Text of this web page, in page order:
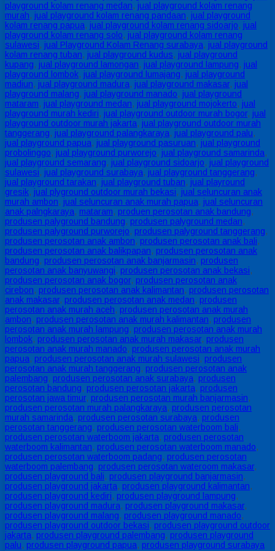
playground kolam renang medan, jual playground kolam renang
murah, jual playground kolam renang pandaan, jual playground
kolam renang papua, jual playground kolam renang sidoarjo, jual
playground kolam renang solo, jual playground kolam renang
sulawesi, jual Playground Kolam Renang surabaya, jual playground
kolam renang tuban, jual playground kudus, jual playground
kupang, jual playground lamongan, jual playground lampung, jual
playground lombok, jual playground lumajang, jual playground
madiun, jual playground madura, jual playground makasar, jual
playground malang, jual playground manado, jual playground
mataram, jual playground medan, jual playground mojokerto, jual
playground murah kediri, jual playground outdoor murah bogor, jual
playground outdoor murah jakarta, jual playground outdoor murah
tanggerang, jual playground palangkaraya, jual playground palu,
jual playground papua, jual playground pasuruan, jual playground
probolinggo, jual playground purworejo, jual playground samarinda,
jual playground semarang, jual playground sidoarjo, jual playground
sulawesi, jual playground surabaya, jual playground tanggerang,
jual playground tarakan, jual playground tuban, jual playround
gresik, jual plyground outdoor murah bekasi, jual seluncuran anak
murah ambon, jual seluncuran anak murah papua, jual seluncuran
anak palngkaraya, mataram, produen perosotan anak bandung,
produsen palyground bandung, produsen palyground medan,
produsen palyground purworejo, produsen palyground tanggerang,
produsen perosotan anak ambon, produsen perosotan anak bali,
produsen perosotan anak balikpapan, produsen perosotan anak
bandung, produsen perosotan anak banjarmasin, produsen
perosotan anak banyuwangi, produsen perosotan anak bekasi,
produsen perosotan anak bogor, produsen perosotan anak
cirebon, produsen perosotan anak kalimantan, produsen perosotan
anak makasar, produsen perosotan anak medan, produsen
perosotan anak murah aceh, produsen perosotan anak murah
ambon, produsen perosotan anak murah kalimantan, produsen
perosotan anak murah lampung, produsen perosotan anak murah
lombok, produsen perosotan anak murah makasar, produsen
perosotan anak murah manado, produsen perosotan anak murah
papua, produsen perosotan anak murah sulawesi, produsen
perosotan anak murah tanggerang, produsen perosotan anak
palembang, produsen perosotan anak surabaya, produsen
perosotan bandung, produsen perosotan jakarta, produsen
perosotan jawa timur, produsen perosotan murah banjarmasin,
produsen perosotan murah palangkaraya, produsen perosotan
murah samarinda, produsen perosotan surabaya, produsen
perosotan tanggerang, produsen perosotan waterboom bali,
produsen perosotan waterboom jakarta, produsen perosotan
waterboom kalimantan, produsen perosotan waterboom manado,
produsen perosotan waterboom padang, produsen perosotan
waterboom palembang, produsen perosotan wateroom makasar,
produsen playground bali, produsen playground banjarmasin,
produsen playground jakarta, produsen playground kalimantan,
produsen playground kediri, produsen playground lampung,
produsen playground madura, produsen playground makasar,
produsen playground malang, produsen playground manado,
produsen playground outdoor bekasi, produsen playground outdoor
jakarta, produsen playground palembang, produsen playground
palu, produsen playground papua, produsen playground surabaya